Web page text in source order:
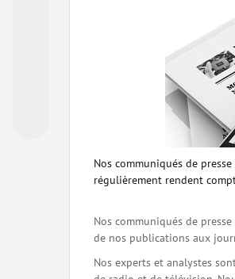
Nos communiqués de
régulièrement rendent
Nos communiqués de
de nos publications aux
Nos experts et analystes